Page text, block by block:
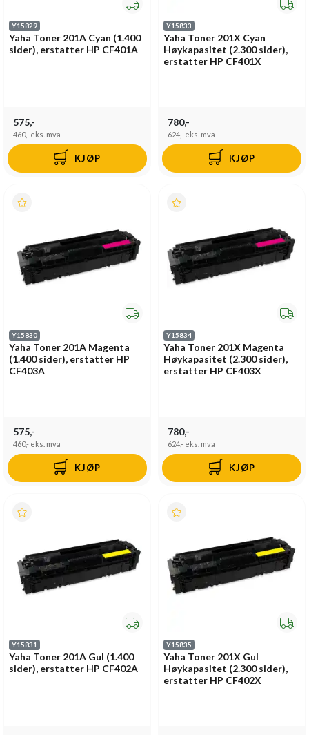
Y15829
Yaha Toner 201A Cyan (1.400
sider), erstatter HP CF401A
575,-
460,- eks. mva
KJØP
Y15833
Yaha Toner 201X Cyan
Høykapasitet (2.300 sider),
erstatter HP CF401X
780,-
624,- eks. mva
KJØP
Y15830
Yaha Toner 201A Magenta
(1.400 sider), erstatter HP
CF403A
575,-
460,- eks. mva
KJØP
Y15834
Yaha Toner 201X Magenta
Høykapasitet (2.300 sider),
erstatter HP CF403X
780,-
624,- eks. mva
KJØP
Y15831
Yaha Toner 201A Gul (1.400
sider), erstatter HP CF402A
Y15835
Yaha Toner 201X Gul
Høykapasitet (2.300 sider),
erstatter HP CF402X